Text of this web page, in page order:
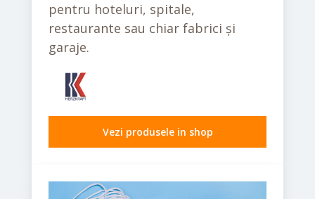
pentru hoteluri, spitale,
restaurante sau chiar fabrici și
garaje.
Vezi produsele in shop